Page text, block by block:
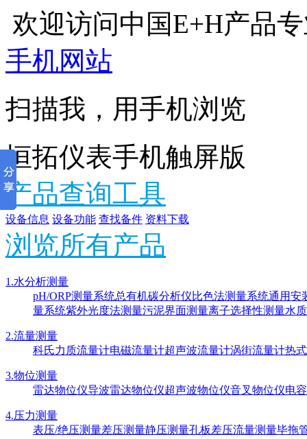
欢迎访问中国E+H产品
手机网站
扫描我，用手机浏览
恒拓仪表手机触屏版
产品查询工具
设备信息 设备功能 查找备件 资料下载
浏览所有产品
1.水分析测量
pH/ORP测量系统总有机碳分析仪比色法测量系统通用安
量系统紫外光度法测量污泥界面测量离子选择性测量水
2.流量测量
科氏力质流量计电磁流量计超声波流量计涡街流量计热
3.物位测量
雷达物位仪导波雷达物位仪超声波物位仪音叉物位仪电
4.压力测量
表压/绝压测量差压测量静压测量孔板差压流量测量毕拖